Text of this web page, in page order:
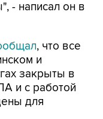
- написал он в
, что все
и
закрыты в
и с работой
для